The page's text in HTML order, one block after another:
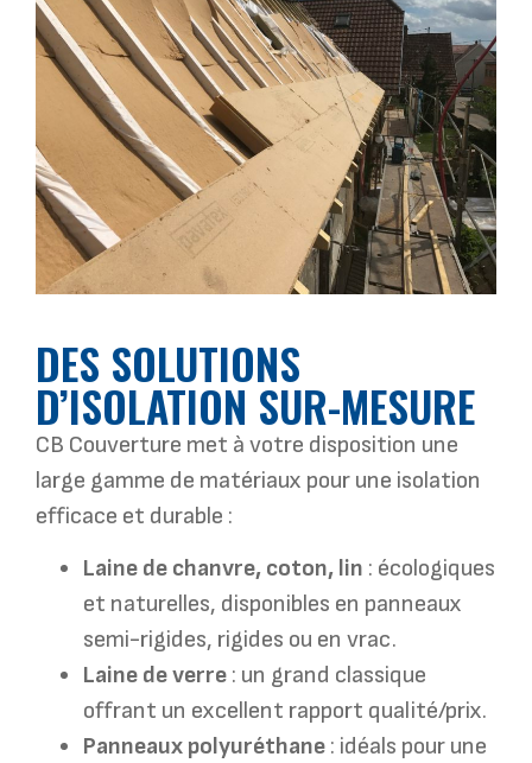
DES SOLUTIONS
D’ISOLATION SUR-MESURE
CB Couverture met à votre disposition une
large gamme de matériaux pour une isolation
efficace et durable :
Laine de chanvre, coton, lin : écologiques
et naturelles, disponibles en panneaux
semi-rigides, rigides ou en vrac.
Laine de verre : un grand classique
offrant un excellent rapport qualité/prix.
Panneaux polyuréthane : idéals pour une